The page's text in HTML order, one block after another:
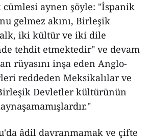
aynen şöyle: "İspanik
gelmez akını, Birleşik
iki kültür ve iki dile
tehdit etmektedir" ve devam
rüyasını inşa eden Anglo-
reddeden Meksikalılar ve
Devletler kültürünün
âdil davranmamak ve çifte